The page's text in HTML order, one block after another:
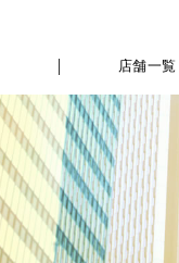
店舗一覧